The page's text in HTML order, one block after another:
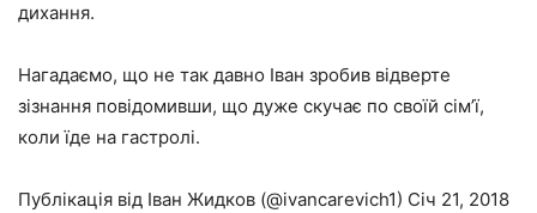
дихання.
Нагадаємо, що не так давно Іван зробив відверте
зізнання повідомивши, що дуже скучає по своїй сім’ї,
коли їде на гастролі.
Публікація від Іван Жидков (@ivancarevich1) Січ 21, 2018